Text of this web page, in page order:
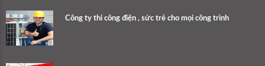
Công ty thi công điện , sức trẻ cho mọi công trình